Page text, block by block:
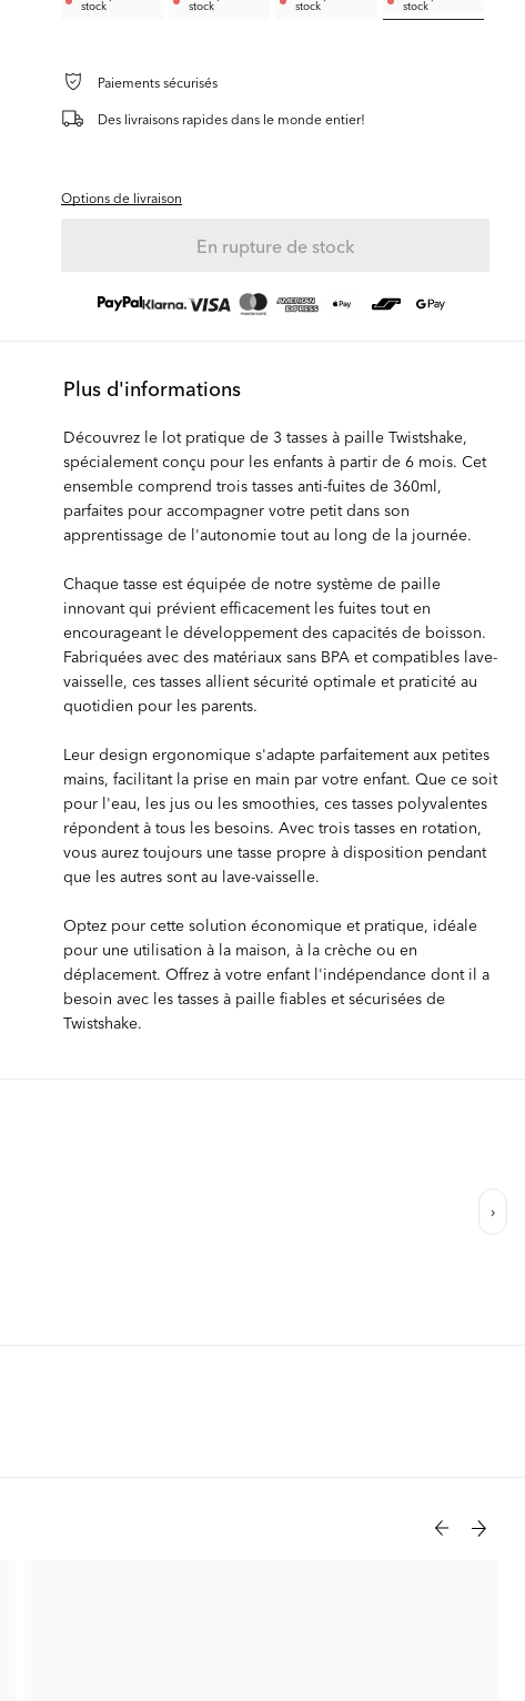
stock stock stock stock
Paiements sécurisés
Des livraisons rapides dans le monde entier!
Options de livraison
En rupture de stock
Plus d'informations
Découvrez le lot pratique de 3 tasses à paille Twistshake,
spécialement conçu pour les enfants à partir de 6 mois. Cet
ensemble comprend trois tasses anti-fuites de 360ml,
parfaites pour accompagner votre petit dans son
apprentissage de l'autonomie tout au long de la journée.
Chaque tasse est équipée de notre système de paille
innovant qui prévient efficacement les fuites tout en
encourageant le développement des capacités de boisson.
Fabriquées avec des matériaux sans BPA et compatibles lave-
vaisselle, ces tasses allient sécurité optimale et praticité au
quotidien pour les parents.
Leur design ergonomique s'adapte parfaitement aux petites
mains, facilitant la prise en main par votre enfant. Que ce soit
pour l'eau, les jus ou les smoothies, ces tasses polyvalentes
répondent à tous les besoins. Avec trois tasses en rotation,
vous aurez toujours une tasse propre à disposition pendant
que les autres sont au lave-vaisselle.
Optez pour cette solution économique et pratique, idéale
pour une utilisation à la maison, à la crèche ou en
déplacement. Offrez à votre enfant l'indépendance dont il a
besoin avec les tasses à paille fiables et sécurisées de
Twistshake.